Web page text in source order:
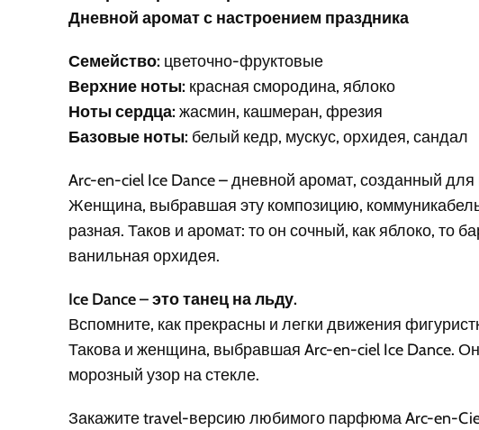
Дневной аромат с настроением праздника
Семейство: цветочно-фруктовые
Верхние ноты: красная смородина, яблоко
Ноты сердца: жасмин, кашмеран, фрезия
Базовые ноты: белый кедр, мускус, орхидея, сандал
Arc-en-ciel Ice Dance – дневной аромат, созданный
Женщина, выбравшая эту композицию,
разная. Таков и аромат: то он сочный, как яблоко, то
ванильная орхидея.
Ice Dance – это танец на льду.
Вспомните, как прекрасны и легки движения
Такова и женщина, выбравшая Arc-en-ciel Ice Dance.
морозный узор на стекле.
Закажите travel-версию любимого парфюма Arc-en-